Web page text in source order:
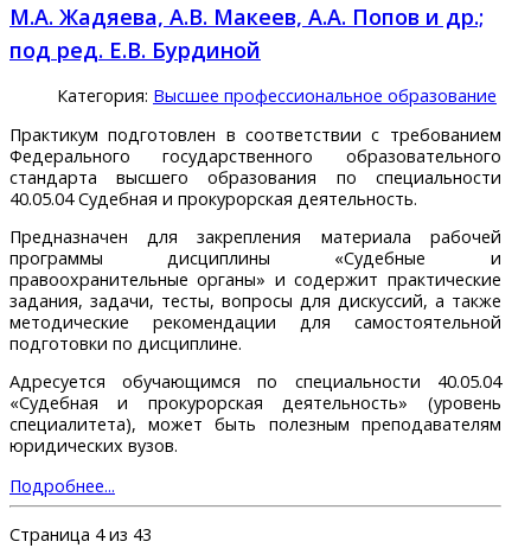
М.А. Жадяева, А.В. Макеев, А.А. Попов и др.;
под ред. Е.В. Бурдиной
Категория: Высшее профессиональное образование
Практикум подготовлен в соответствии с требованием
Федерального государственного образовательного
стандарта высшего образования по специальности
40.05.04 Судебная и прокурорская деятельность.
Предназначен для закрепления материала рабочей
программы дисциплины «Судебные и
правоохранительные органы» и содержит практические
задания, задачи, тесты, вопросы для дискуссий, а также
методические рекомендации для самостоятельной
подготовки по дисциплине.
Адресуется обучающимся по специальности 40.05.04
«Судебная и прокурорская деятельность» (уровень
специалитета), может быть полезным преподавателям
юридических вузов.
Подробнее...
Страница 4 из 43